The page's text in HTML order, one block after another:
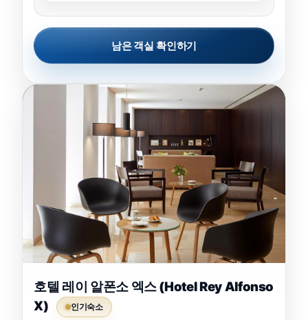
남은 객실 확인하기
호텔 레이 알폰소 엑스 (Hotel Rey Alfonso
X)
인기숙소